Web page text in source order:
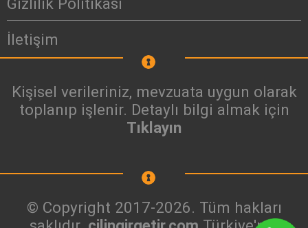
Gizlilik Politikası
İletişim
Kişisel verileriniz, mevzuata uygun olarak
toplanıp işlenir. Detaylı bilgi almak için
Tıklayın
© Copyright 2017-2026. Tüm hakları